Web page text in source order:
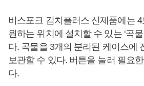
비스포크 김치플러스 신제품에는 4
원하는 위치에 설치할 수 있는 ‘곡
다. 곡물을 3개의 분리된 케이스에
보관할 수 있다. 버튼을 눌러 필요
다.